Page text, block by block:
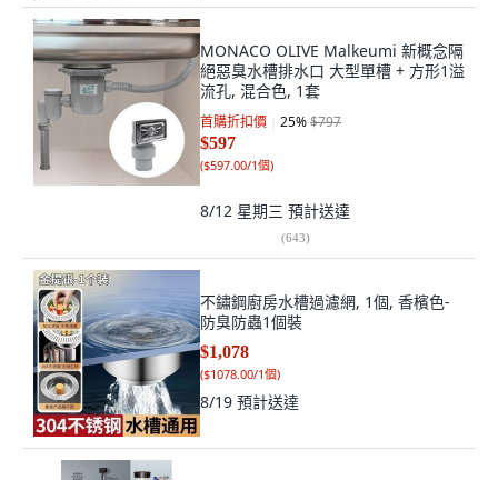
MONACO OLIVE Malkeumi 新概念隔
絕惡臭水槽排水口 大型單槽 + 方形1溢
流孔, 混合色, 1套
首購折扣價 25%$797
$597
($597.00/1個)
8/12 星期三 預計送達
(643)
不鏽鋼廚房水槽過濾網, 1個, 香檳色-
防臭防蟲1個裝
$1,078
($1078.00/1個)
8/19 預計送達